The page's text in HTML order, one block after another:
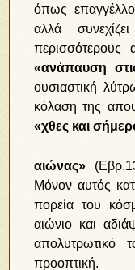
όπως
αλλά
περισσότερους
«ανάπαυση
ουσιαστική
κόλαση της
«χθες και
αιώνας»
Μόνον αυτός
πορεία του
αιώνιο και
απολυτρωτικό
προοπτική.